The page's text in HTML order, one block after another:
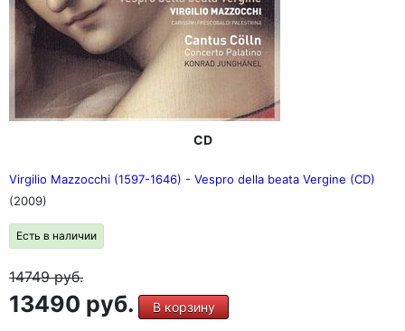
CD
Virgilio Mazzocchi (1597-1646) - Vespro della beata Vergine (CD)
(2009)
Есть в наличии
14749руб.
13490 руб. В корзину